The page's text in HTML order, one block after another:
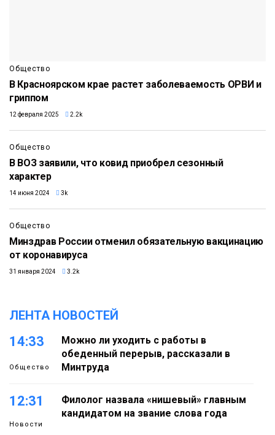
Общество
В Красноярском крае растет заболеваемость ОРВИ и
гриппом
12 февраля 2025 2.2k
Общество
В ВОЗ заявили, что ковид приобрел сезонный
характер
14 июня 2024 3k
Общество
Минздрав России отменил обязательную вакцинацию
от коронавируса
31 января 2024 3.2k
ЛЕНТА НОВОСТЕЙ
14:33
Общество
Можно ли уходить с работы в
обеденный перерыв, рассказали в
Минтруда
12:31
Новости
Филолог назвала «нишевый» главным
кандидатом на звание слова года